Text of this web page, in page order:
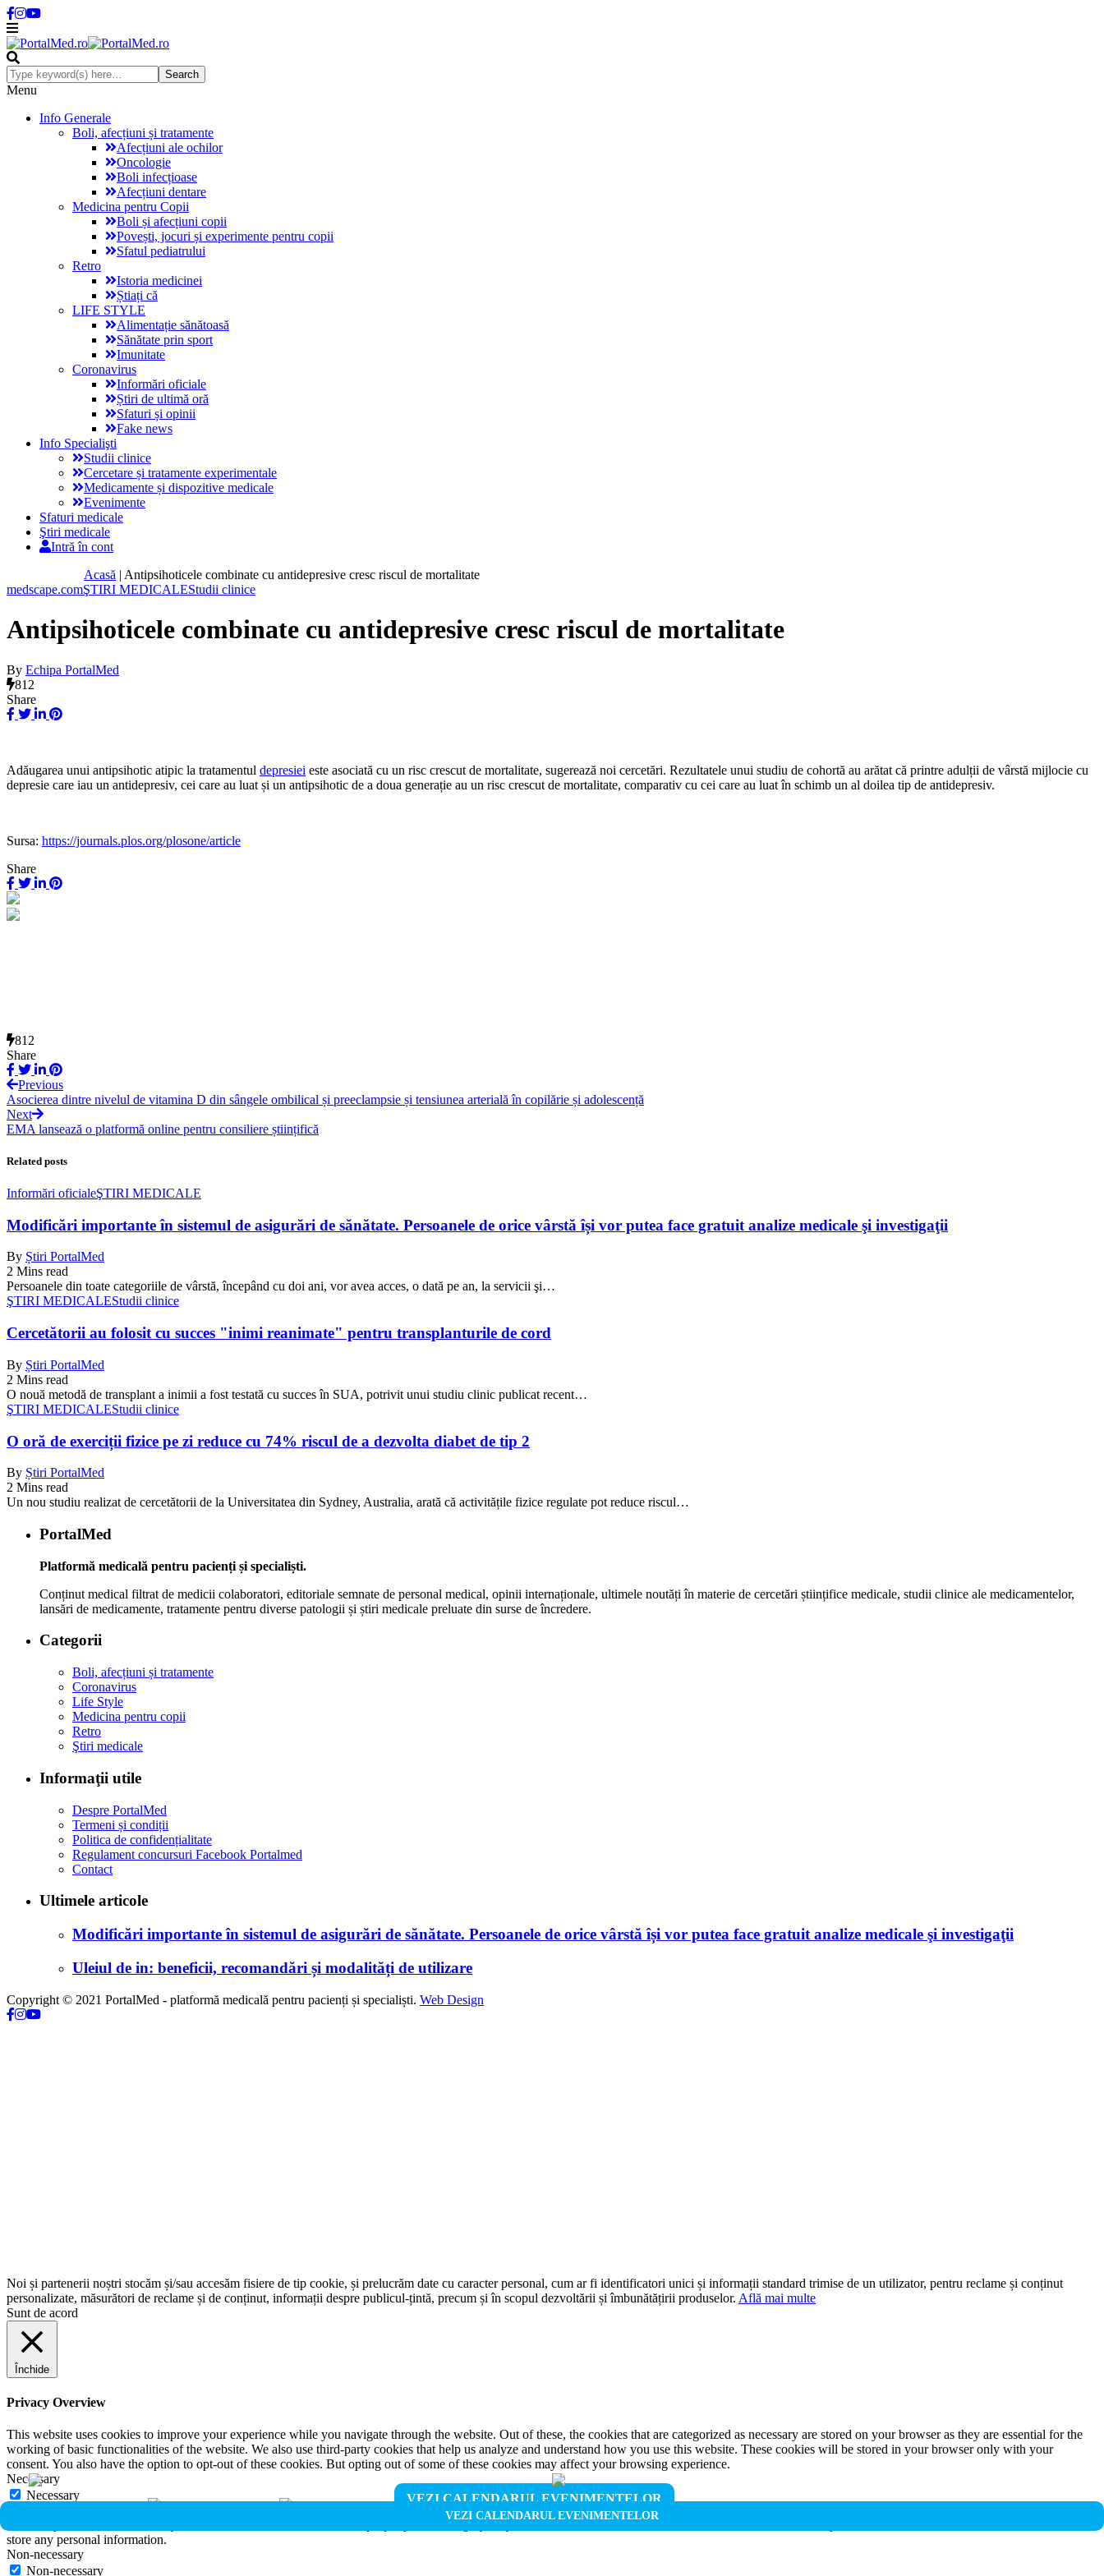
Menu
Info Generale
Boli, afecțiuni și tratamente
Afecțiuni ale ochilor
Oncologie
Boli infecțioase
Afecțiuni dentare
Medicina pentru Copii
Boli și afecțiuni copii
Povești, jocuri și experimente pentru copii
Sfatul pediatrului
Retro
Istoria medicinei
Știați că
LIFE STYLE
Alimentație sănătoasă
Sănătate prin sport
Imunitate
Coronavirus
Informări oficiale
Știri de ultimă oră
Sfaturi și opinii
Fake news
Info Specialişti
Studii clinice
Cercetare și tratamente experimentale
Medicamente și dispozitive medicale
Evenimente
Sfaturi medicale
Ştiri medicale
Intră în cont
Acasă | Antipsihoticele combinate cu antidepresive cresc riscul de mortalitate
medscape.comŞTIRI MEDICALEStudii clinice
Antipsihoticele combinate cu antidepresive cresc riscul de mortalitate
By Echipa PortalMed
812
Share
Adăugarea unui antipsihotic atipic la tratamentul depresiei este asociată cu un risc crescut de mortalitate, sugerează noi cercetări. Rezultatele unui studiu de cohortă au arătat că printre adulții de vârstă mijlocie cu
depresie care iau un antidepresiv, cei care au luat și un antipsihotic de a doua generație au un risc crescut de mortalitate, comparativ cu cei care au luat în schimb un al doilea tip de antidepresiv.
Sursa: https://journals.plos.org/plosone/article
Share
VEZI CALENDARUL EVENIMENTELOR
VEZI CALENDARUL EVENIMENTELOR
812
Share
Previous
Asocierea dintre nivelul de vitamina D din sângele ombilical și preeclampsie și tensiunea arterială în copilărie și adolescență
Next
EMA lansează o platformă online pentru consiliere științifică
Related posts
Informări oficialeŞTIRI MEDICALE
Modificări importante în sistemul de asigurări de sănătate. Persoanele de orice vârstă își vor putea face gratuit analize medicale şi investigaţii
By Știri PortalMed
2 Mins read
Persoanele din toate categoriile de vârstă, începând cu doi ani, vor avea acces, o dată pe an, la servicii şi…
ŞTIRI MEDICALEStudii clinice
Cercetătorii au folosit cu succes "inimi reanimate" pentru transplanturile de cord
By Știri PortalMed
2 Mins read
O nouă metodă de transplant a inimii a fost testată cu succes în SUA, potrivit unui studiu clinic publicat recent…
ŞTIRI MEDICALEStudii clinice
O oră de exerciții fizice pe zi reduce cu 74% riscul de a dezvolta diabet de tip 2
By Știri PortalMed
2 Mins read
Un nou studiu realizat de cercetătorii de la Universitatea din Sydney, Australia, arată că activitățile fizice regulate pot reduce riscul…
PortalMed
Platformă medicală pentru pacienți și specialiști.
Conținut medical filtrat de medicii colaboratori, editoriale semnate de personal medical, opinii internaționale, ultimele noutăți în materie de cercetări științifice medicale, studii clinice ale medicamentelor,
lansări de medicamente, tratamente pentru diverse patologii și știri medicale preluate din surse de încredere.
Categorii
Boli, afecțiuni și tratamente
Coronavirus
Life Style
Medicina pentru copii
Retro
Ştiri medicale
Informaţii utile
Despre PortalMed
Termeni și condiții
Politica de confidențialitate
Regulament concursuri Facebook Portalmed
Contact
Ultimele articole
Modificări importante în sistemul de asigurări de sănătate. Persoanele de orice vârstă își vor putea face gratuit analize medicale şi investigaţii
Uleiul de in: beneficii, recomandări și modalități de utilizare
Copyright © 2021 PortalMed - platformă medicală pentru pacienți și specialiști. Web Design
Noi și partenerii noștri stocăm și/sau accesăm fisiere de tip cookie, și prelucrăm date cu caracter personal, cum ar fi identificatori unici și informații standard trimise de un utilizator, pentru reclame și conținut
personalizate, măsurători de reclame și de conținut, informații despre publicul-țintă, precum și în scopul dezvoltării și îmbunătățirii produselor. Află mai multe
Sunt de acord
Închide
Privacy Overview
This website uses cookies to improve your experience while you navigate through the website. Out of these, the cookies that are categorized as necessary are stored on your browser as they are essential for the
working of basic functionalities of the website. We also use third-party cookies that help us analyze and understand how you use this website. These cookies will be stored in your browser only with your
consent. You also have the option to opt-out of these cookies. But opting out of some of these cookies may affect your browsing experience.
Necessary
Necessary
store any personal information.
Non-necessary
Non-necessary